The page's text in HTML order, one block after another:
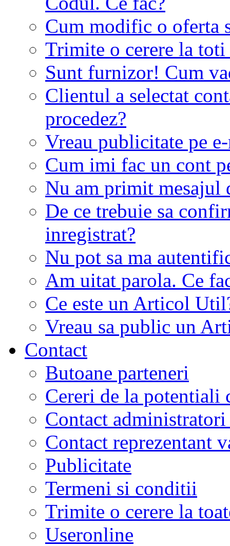
Cum modific o oferta
Trimite o cerere la
Sunt furnizor! Cum
Clientul a selectat
procedez?
Vreau publicitate pe
Cum imi fac un cont
Nu am primit mesajul
De ce trebuie sa
inregistrat?
Nu pot sa ma
Am uitat parola. Ce
Ce este un Articol
Vreau sa public un
Contact
Butoane parteneri
Cereri de la potentiali
Contact
Contact reprezentant
Publicitate
Termeni si conditii
Trimite o cerere la
Useronline